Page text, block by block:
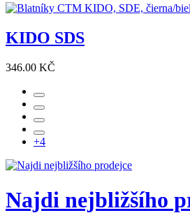
KIDO SDS
346.00 KČ
+4
Najdi nejbližšího